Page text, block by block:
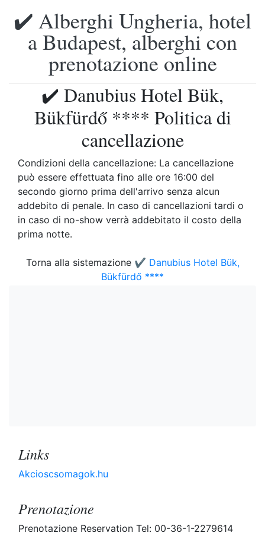
✔️ Alberghi Ungheria, hotel
a Budapest, alberghi con
prenotazione online
✔️ Danubius Hotel Bük,
Bükfürdő **** Politica di
cancellazione
Condizioni della cancellazione: La cancellazione
può essere effettuata fino alle ore 16:00 del
secondo giorno prima dell'arrivo senza alcun
addebito di penale. In caso di cancellazioni tardi o
in caso di no-show verrà addebitato il costo della
prima notte.
Torna alla sistemazione ✔️ Danubius Hotel Bük,
Bükfürdő ****
Links
Akcioscsomagok.hu
Prenotazione
Prenotazione Reservation Tel: 00-36-1-2279614